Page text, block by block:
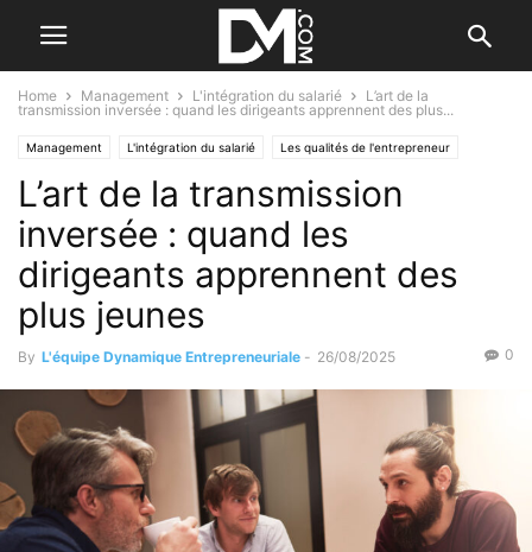
Home Management L'intégration du salarié
L’art de la
transmission inversée : quand les dirigeants apprennent des plus...
Management L'intégration du salarié Les qualités de l'entrepreneur
Tendance Par les nouvelles tendances Création
Se former / Se faire accompagner
L’art de la transmission
inversée : quand les
dirigeants apprennent des
plus jeunes
By L'équipe Dynamique Entrepreneuriale - 26/08/2025 0